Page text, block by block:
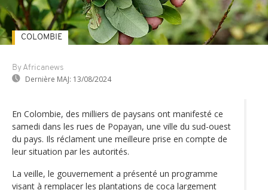
By Africanews
Dernière MAJ: 13/08/2024
COLOMBIE
En Colombie, des milliers de paysans ont manifesté ce
samedi dans les rues de Popayan, une ville du sud-ouest
du pays. Ils réclament une meilleure prise en compte de
leur situation par les autorités.
La veille, le gouvernement a présenté un programme
visant à remplacer les plantations de coca largement